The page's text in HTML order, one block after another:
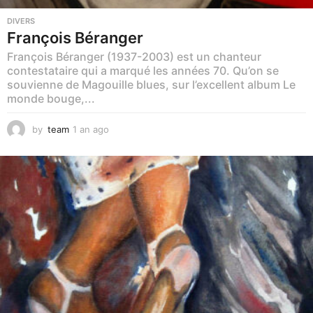
DIVERS
François Béranger
François Béranger (1937-2003) est un chanteur
contestataire qui a marqué les années 70. Qu’on se
souvienne de Magouille blues, sur l’excellent album Le
monde bouge,...
by team 1 an ago
n
a
g
o